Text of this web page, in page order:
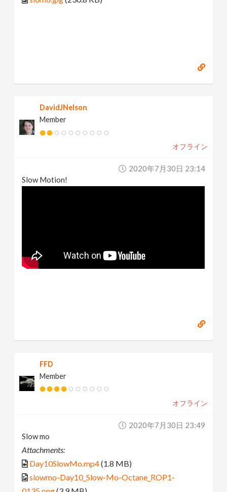
DavidJNelson
Member
オフライン
2020年7月30日 23:14
Slow Motion!
FFD
Member
オフライン
2020年7月30日 23:49
Slow mo
Attachments:
Day10SlowMo.mp4(1.8 MB)
slowmo-Day10_Slow-Mo-Octane_ROP1-